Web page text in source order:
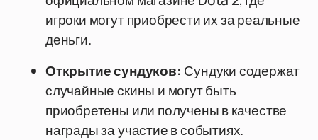
игроки могут приобрести их за реальные
деньги.
Открытие сундуков: Сундуки содержат
случайные скины и могут быть
приобретены или получены в качестве
награды за участие в событиях.